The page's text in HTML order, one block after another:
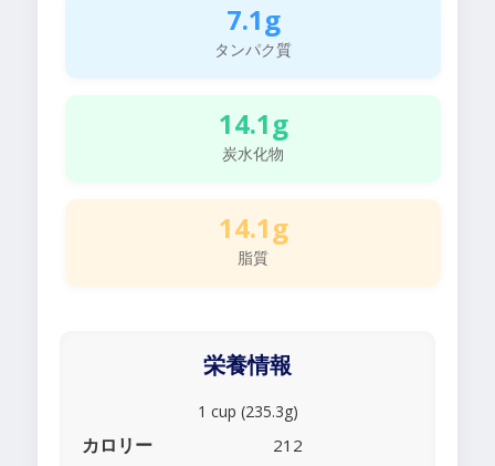
7.1g
タンパク質
14.1g
炭水化物
14.1g
脂質
栄養情報
1 cup (235.3g)
カロリー 212